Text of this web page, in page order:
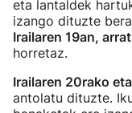
eta lantaldek
izango dituzte
Irailaren 19an,
horretaz.
Irailaren 20rako
antolatu dituzte.